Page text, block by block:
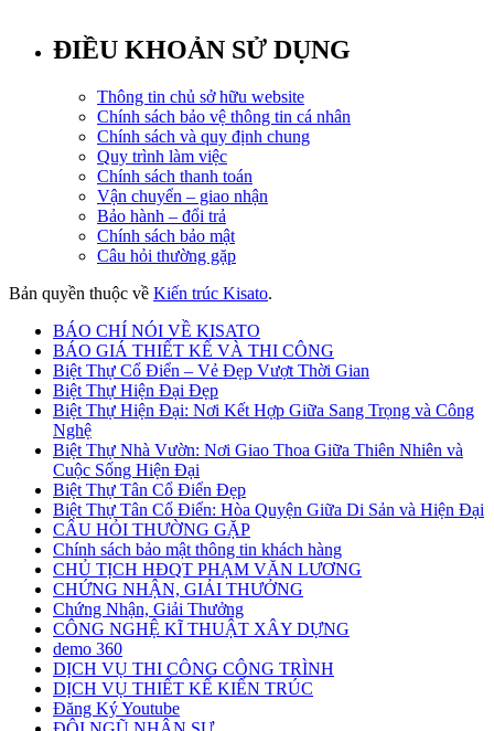
ĐIỀU KHOẢN SỬ DỤNG
Thông tin chủ sở hữu website
Chính sách bảo vệ thông tin cá nhân
Chính sách và quy định chung
Quy trình làm việc
Chính sách thanh toán
Vận chuyển – giao nhận
Bảo hành – đổi trả
Chính sách bảo mật
Câu hỏi thường gặp
Bản quyền thuộc về Kiến trúc Kisato.
BÁO CHÍ NÓI VỀ KISATO
BÁO GIÁ THIẾT KẾ VÀ THI CÔNG
Biệt Thự Cổ Điển – Vẻ Đẹp Vượt Thời Gian
Biệt Thự Hiện Đại Đẹp
Biệt Thự Hiện Đại: Nơi Kết Hợp Giữa Sang Trọng và Công
Nghệ
Biệt Thự Nhà Vườn: Nơi Giao Thoa Giữa Thiên Nhiên và
Cuộc Sống Hiện Đại
Biệt Thự Tân Cổ Điển Đẹp
Biệt Thự Tân Cổ Điển: Hòa Quyện Giữa Di Sản và Hiện Đại
CÂU HỎI THƯỜNG GẶP
Chính sách bảo mật thông tin khách hàng
CHỦ TỊCH HĐQT PHẠM VĂN LƯƠNG
CHỨNG NHẬN, GIẢI THƯỞNG
Chứng Nhận, Giải Thưởng
CÔNG NGHỆ KĨ THUẬT XÂY DỰNG
demo 360
DỊCH VỤ THI CÔNG CÔNG TRÌNH
DỊCH VỤ THIẾT KẾ KIẾN TRÚC
Đăng Ký Youtube